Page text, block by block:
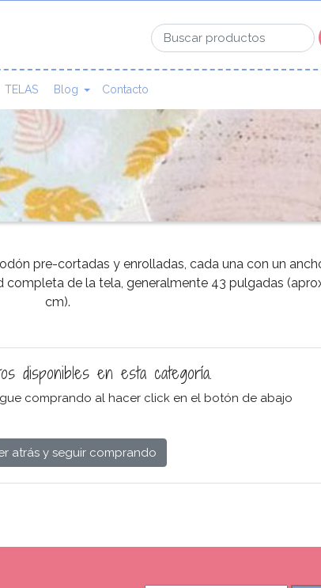
TELAS Blog Contacto
pre-cortadas y enrolladas, cada una con un
de la tela, generalmente 43 pulgadas
cm).
disponibles en esta categoría.
comprando al hacer click en el botón de abajo
atrás y seguir comprando